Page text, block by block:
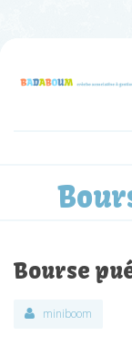
Bourse
miniboom